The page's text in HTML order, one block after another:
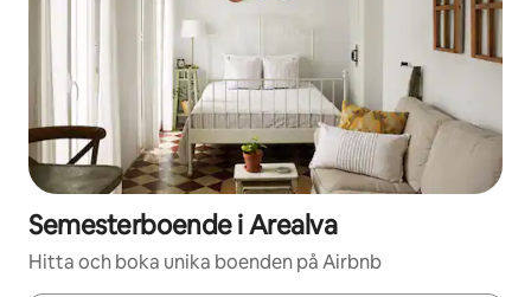
Semesterboende i Arealva
Hitta och boka unika boenden på Airbnb